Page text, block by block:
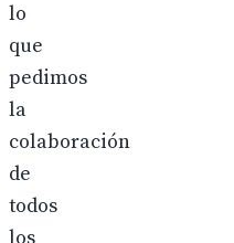
lo
que
pedimos
la
colaboración
de
todos